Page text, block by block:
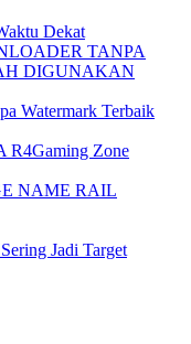
Dekat
Watermark Terbaik
Gaming Zone
Jadi Target